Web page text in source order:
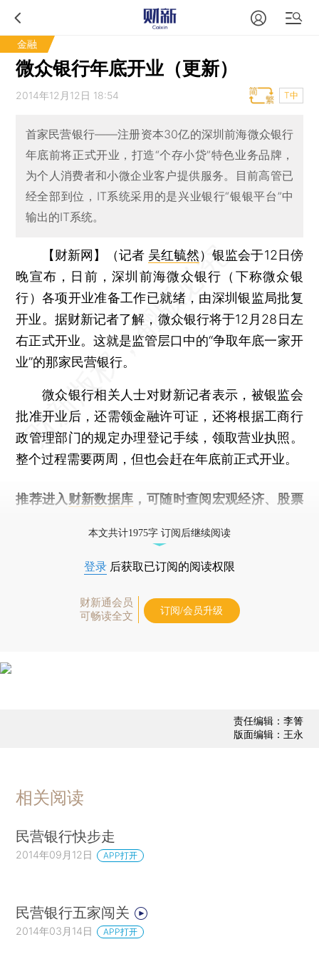
金融
微众银行年底开业（更新）
2014年12月12日 18:54 T中
首家民营银行——注册资本30亿的深圳前海微众银行
年底前将正式开业，打造“个存小贷”特色业务品牌，
为个人消费者和小微企业客户提供服务。目前高管已
经全部到位，IT系统采用的是兴业银行“银银平台”中
输出的IT系统。
【财新网】（记者 吴红毓然）银监会于12日傍
晚宣布，日前，深圳前海微众银行（下称微众银
行）各项开业准备工作已就绪，由深圳银监局批复
开业。据财新记者了解，微众银行将于12月28日左
右正式开业。这就是监管层口中的“争取年底一家开
业”的那家民营银行。
微众银行相关人士对财新记者表示，被银监会
批准开业后，还需领金融许可证，还将根据工商行
政管理部门的规定办理登记手续，领取营业执照。
整个过程需要两周，但也会赶在年底前正式开业。
推荐进入 财新数据库 ，可随时查阅宏观经济、股票
本文共计1975字 订阅后继续阅读
登录 后获取已订阅的阅读权限
财新通会员
可畅读全文
订阅/会员升级
责任编辑：李箐
版面编辑：王永
相关阅读
民营银行快步走
2014年09月12日 APP打开
民营银行五家闯关
2014年03月14日 APP打开